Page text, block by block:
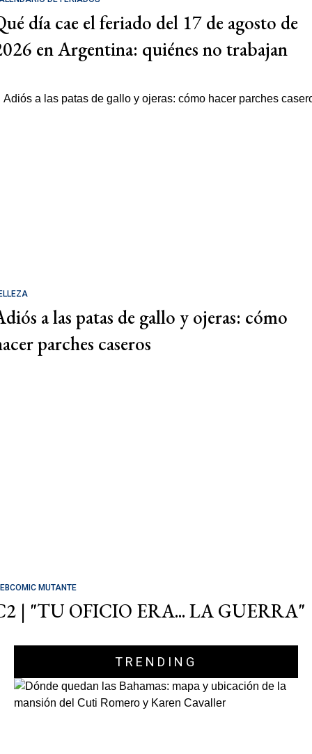
día cae el feriado del 17 de agosto de
en Argentina: quiénes no trabajan
a las patas de gallo y ojeras: cómo
parches caseros
MUTANTE
| "TU OFICIO ERA... LA GUERRA"
TRENDING